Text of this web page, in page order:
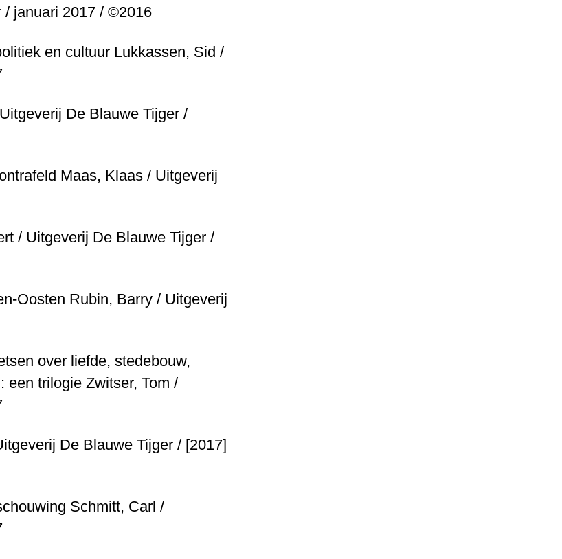
/ januari 2017 / ©2016
en cultuur Lukkassen, Sid /
De Blauwe Tijger /
Maas, Klaas / Uitgeverij
/ Uitgeverij De Blauwe Tijger /
Oosten Rubin, Barry / Uitgeverij
over liefde, stedebouw,
een trilogie Zwitser, Tom /
De Blauwe Tijger / [2017]
Schmitt, Carl /